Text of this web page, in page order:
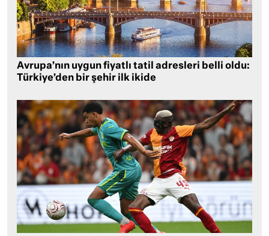
Avrupa’nın uygun fiyatlı tatil adresleri belli oldu:
Türkiye’den bir şehir ilk ikide